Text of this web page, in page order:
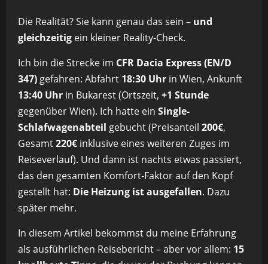
Die Realität? Sie kann genau das sein – und
gleichzeitig ein kleiner Reality-Check.
Ich bin die Strecke im CFR Dacia Express (EN/D
347) gefahren: Abfahrt 18:30 Uhr in Wien, Ankunft
13:40 Uhr in Bukarest (Ortszeit, +1 Stunde
gegenüber Wien). Ich hatte ein Single-
Schlafwagenabteil gebucht (Preisanteil 200€,
Gesamt220€ inklusive eines weiteren Zuges im
Reiseverlauf). Und dann ist nachts etwas passiert,
das den gesamten Komfort-Faktor auf den Kopf
gestellt hat: Die Heizung ist ausgefallen. Dazu
später mehr.
In diesem Artikel bekommst du meine Erfahrung
als ausführlichen Reisebericht – aber vor allem: 15